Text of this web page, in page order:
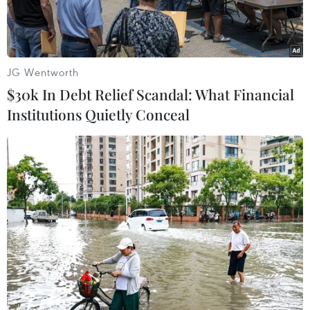
Các đại biểu thực hiện nghi thức chính thức khởi động Chuyên
trang. (Ảnh: Minh Sơn/Vietnam+)
Nhân dịp kỷ niệm 100 năm Ngày Báo chí Cách
mạng Việt Nam (21/6/1925-21/6/2025), sáng 20/6,
Thông tấn xã Việt Nam (TTXVN) đã ra mắt
JG Wentworth
$30k In Debt Relief Scandal: What Financial
Institutions Quietly Conceal